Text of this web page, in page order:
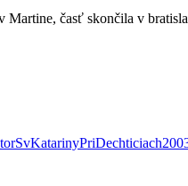
Martine, časť skončila v